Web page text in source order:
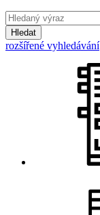
Hledat
rozšířené vyhledávání